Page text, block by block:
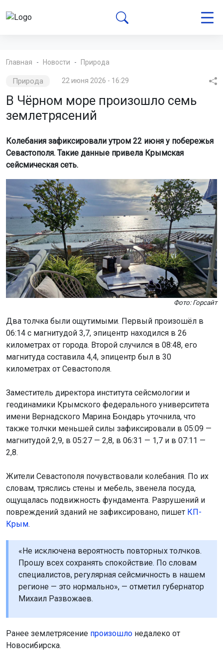
Главная Новости Природа
Природа 22 июня 2026 - 16:29
В Чёрном море произошло семь
землетрясений
Колебания зафиксировали утром 22 июня у побережья
Севастополя. Такие данные привела Крымская
сейсмическая сеть.
Фото: Горсайт
Два толчка были ощутимыми. Первый произошёл в
06:14 с магнитудой 3,7, эпицентр находился в 26
километрах от города. Второй случился в 08:48, его
магнитуда составила 4,4, эпицентр был в 30
километрах от Севастополя.
Заместитель директора института сейсмологии и
геодинамики Крымского федерального университета
имени Вернадского Марина Бондарь уточнила, что
также толчки меньшей силы зафиксировали в 05:09 —
магнитудой 2,9, в 05:27 — 2,8, в 06:31 — 1,7 и в 07:11 —
2,8.
Жители Севастополя почувствовали колебания. По их
словам, тряслись стены и мебель, звенела посуда,
ощущалась подвижность фундамента. Разрушений и
повреждений зданий не зафиксировано, пишет КП-
Крым.
«Не исключена вероятность повторных толчков.
Прошу всех сохранять спокойствие. По словам
специалистов, регулярная сейсмичность в нашем
регионе — это нормально», — отметил губернатор
Михаил Развожаев.
Ранее землетрясение произошло недалеко от
Новосибирска.